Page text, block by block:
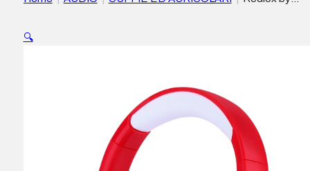
Batteria 200 mAh – Autonomia fino a 28 ore – Portata 10 m –
🔍